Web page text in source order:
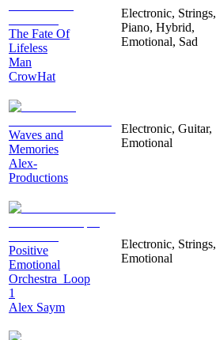
The Fate Of
Lifeless
Man
CrowHat
Electronic, Strings,
Piano, Hybrid,
Emotional, Sad
Waves and
Memories
Alex-
Productions
Electronic, Guitar,
Emotional
Positive
Emotional
Orchestra_Loop
1
Alex Saym
Electronic, Strings,
Emotional